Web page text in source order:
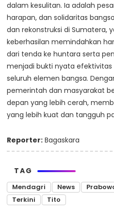
dalam kesulitan. Ia adalah
harapan, dan solidaritas
dan rekonstruksi di Sumatera,
keberhasilan memindahkan
dari tenda ke huntara serta
menjadi bukti nyata efektivitas
seluruh elemen bangsa.
pemerintah dan masyarakat
depan yang lebih cerah,
yang lebih kuat dan tangguh
Reporter: Bagaskara
TAG
Mendagri News
Terkini
Tito